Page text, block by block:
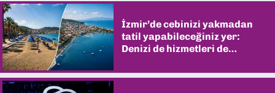
İzmir’de cebinizi yakmadan
tatil yapabileceğiniz yer:
Denizi de hizmetleri de